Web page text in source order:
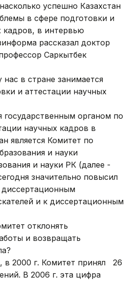
успешно Казахстан
в сфере подготовки и
кадров, в интервью
рассказал доктор
Саркытбек
в стране занимается
и аттестации научных
государственным органом по
научных кадров в
является Комитет по
и науки
и науки РК (далее -
значительно повысил
диссертационным
и к диссертационным
отклонять
и возвращать
в 2000 г. Комитет принял 26
В 2006 г. эта цифра